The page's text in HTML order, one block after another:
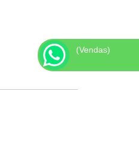
(Vendas)